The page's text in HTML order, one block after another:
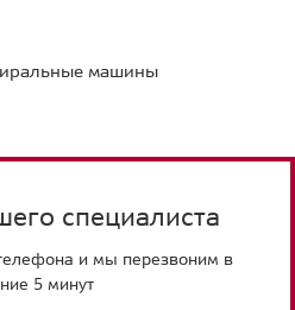
машины
специалиста
и мы перезвоним в
5 минут